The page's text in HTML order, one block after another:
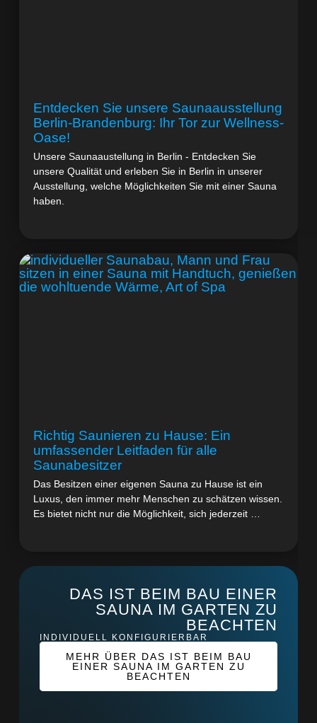
Entdecken Sie unsere Saunaausstellung
Berlin-Brandenburg: Ihr Tor zur Wellness-
Oase!
Unsere Saunaaustellung in Berlin - Entdecken Sie
unsere Qualität und erleben Sie in Berlin in unserer
Ausstellung, welche Möglichkeiten Sie mit einer Sauna
haben.
Richtig Saunieren zu Hause: Ein
umfassender Leitfaden für alle
Saunabesitzer
Das Besitzen einer eigenen Sauna zu Hause ist ein
Luxus, den immer mehr Menschen zu schätzen wissen.
Es bietet nicht nur die Möglichkeit, sich jederzeit …
DAS IST BEIM BAU EINER
SAUNA IM GARTEN ZU
BEACHTEN
INDIVIDUELL KONFIGURIERBAR
MEHR ÜBER DAS IST BEIM BAU
EINER SAUNA IM GARTEN ZU
BEACHTEN